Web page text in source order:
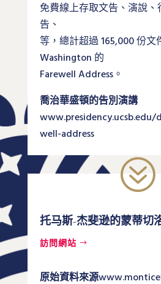
免費線上存取文告、演說
告、
等，總計超過 165,000 份文
Washington 的
Farewell Address。
喬治華盛頓的告別演講
well-address
?
托马斯-杰斐逊的蒙蒂切
訪問網站
原始資料來源